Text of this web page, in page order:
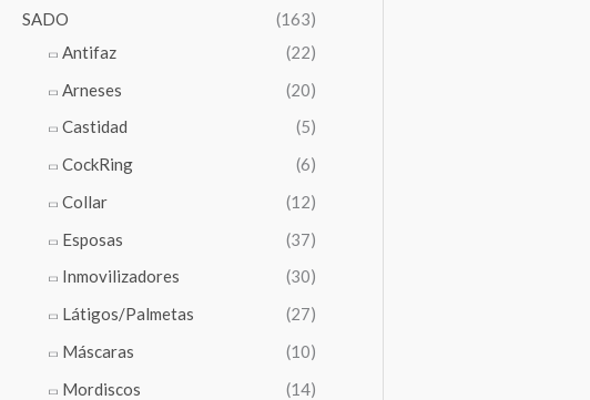
SADO
(163)
Antifaz
(22)
Arneses
(20)
Castidad
(5)
CockRing
(6)
Collar
(12)
Esposas
(37)
Inmovilizadores
(30)
Látigos/Palmetas
(27)
Máscaras
(10)
Mordiscos
(14)